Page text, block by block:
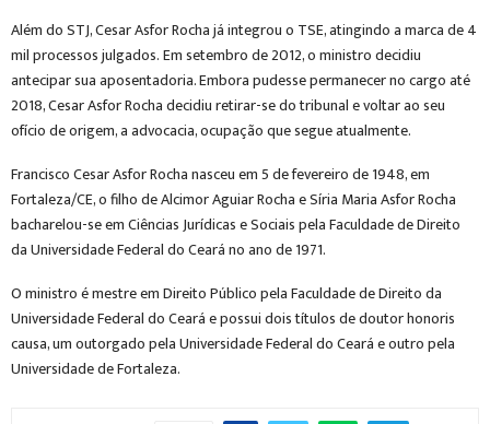
Além do STJ, Cesar Asfor Rocha já integrou o TSE, atingindo a marca de 4
mil processos julgados. Em setembro de 2012, o ministro decidiu
antecipar sua aposentadoria. Embora pudesse permanecer no cargo até
2018, Cesar Asfor Rocha decidiu retirar-se do tribunal e voltar ao seu
ofício de origem, a advocacia, ocupação que segue atualmente.
Francisco Cesar Asfor Rocha nasceu em 5 de fevereiro de 1948, em
Fortaleza/CE, o filho de Alcimor Aguiar Rocha e Síria Maria Asfor Rocha
bacharelou-se em Ciências Jurídicas e Sociais pela Faculdade de Direito
da Universidade Federal do Ceará no ano de 1971.
O ministro é mestre em Direito Público pela Faculdade de Direito da
Universidade Federal do Ceará e possui dois títulos de doutor honoris
causa, um outorgado pela Universidade Federal do Ceará e outro pela
Universidade de Fortaleza.